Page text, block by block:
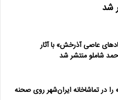
شد
عاصی آذرخش» با آثار
شاملو منتشر شد
را در تماشاخانه ایران‌شهر روی صحنه